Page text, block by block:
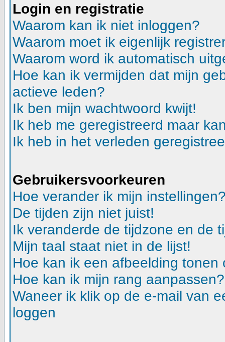
Login en registratie
Waarom kan ik niet inloggen?
Waarom moet ik eigenlijk
Waarom word ik automatisch
Hoe kan ik vermijden dat mijn
actieve leden?
Ik ben mijn wachtwoord kwijt!
Ik heb me geregistreerd maar
Ik heb in het verleden
Gebruikersvoorkeuren
Hoe verander ik mijn
De tijden zijn niet juist!
Ik veranderde de tijdzone en de
Mijn taal staat niet in de lijst!
Hoe kan ik een afbeelding
Hoe kan ik mijn rang aanpassen?
Waneer ik klik op de e-mail van
loggen